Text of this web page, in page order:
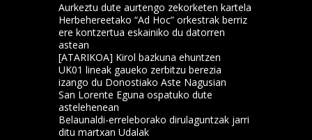
Aurkeztu dute aurtengo zekorketen kartela
Herbehereetako “Ad Hoc” orkestrak berriz
ere kontzertua eskainiko du datorren
astean
[ATARIKOA] Kirol bazkuna ehuntzen
UK01 lineak gaueko zerbitzu berezia
izango du Donostiako Aste Nagusian
San Lorente Eguna ospatuko dute
astelehenean
Belaunaldi-erreleborako dirulaguntzak jarri
ditu martxan Udalak